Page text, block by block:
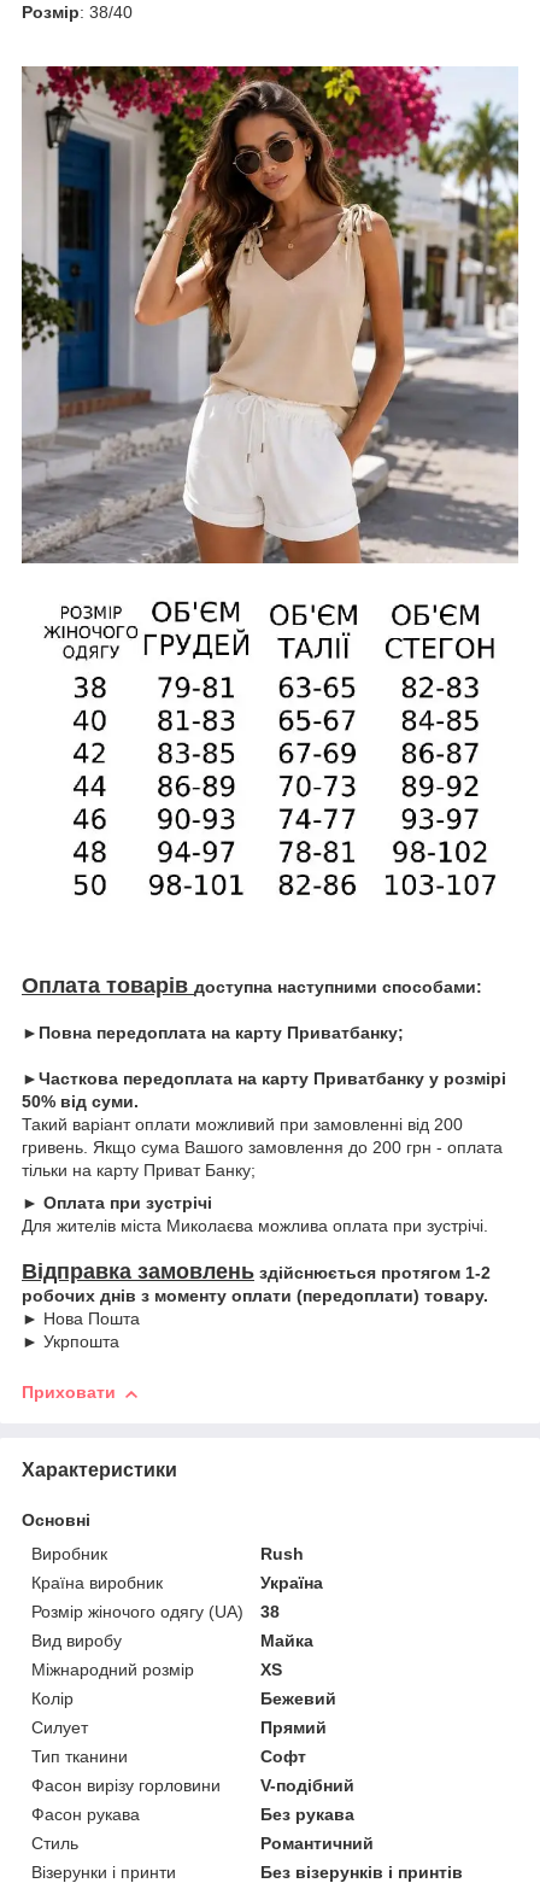
Розмір: 38/40
Оплата товарів доступна наступними способами:
►Повна передоплата на карту Приватбанку;
►Часткова передоплата на карту Приватбанку у розмірі
50% від суми.
Такий варіант оплати можливий при замовленні від 200
гривень. Якщо сума Вашого замовлення до 200 грн - оплата
тільки на карту Приват Банку;
► Оплата при зустрічі
Для жителів міста Миколаєва можлива оплата при зустрічі.
Відправка замовлень здійснюється протягом 1-2
робочих днів з моменту оплати (передоплати) товару.
► Нова Пошта
► Укрпошта
Приховати
Характеристики
Основні
Виробник
Rush
Країна виробник
Україна
Розмір жіночого одягу (UA)
38
Вид виробу
Майка
Міжнародний розмір
XS
Колір
Бежевий
Силует
Прямий
Тип тканини
Софт
Фасон вирізу горловини
V-подібний
Фасон рукава
Без рукава
Стиль
Романтичний
Візерунки і принти
Без візерунків і принтів